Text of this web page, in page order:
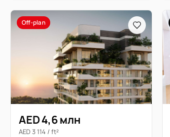
Off-plan
AED 4,6 млн
AED 3 114 / ft²